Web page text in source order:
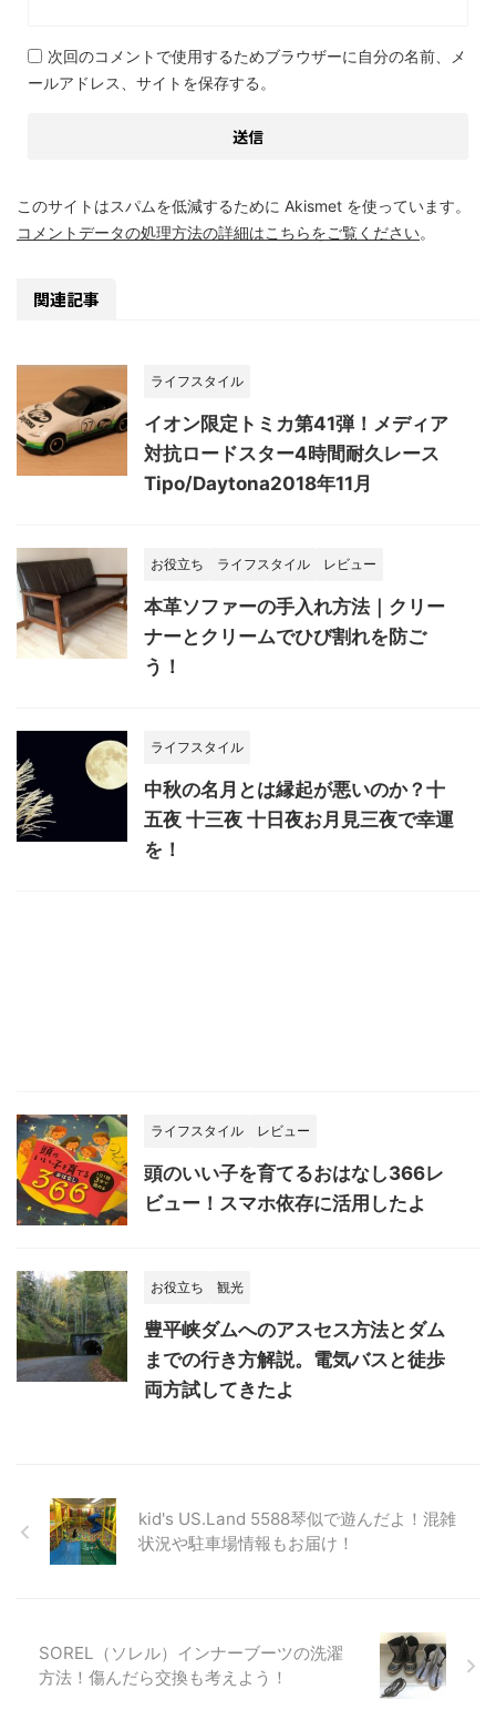
次回のコメントで使用するためブラウザーに自分の名前、メ
ールアドレス、サイトを保存する。
このサイトはスパムを低減するために Akismet を使っています。
コメントデータの処理方法の詳細はこちらをご覧ください。
関連記事
ライフスタイル
イオン限定トミカ第41弾！メディア
対抗ロードスター4時間耐久レース
Tipo/Daytona2018年11月
お役立ち ライフスタイル レビュー
本革ソファーの手入れ方法｜クリー
ナーとクリームでひび割れを防ご
う！
ライフスタイル
中秋の名月とは縁起が悪いのか？十
五夜 十三夜 十日夜お月見三夜で幸運
を！
ライフスタイル レビュー
頭のいい子を育てるおはなし366レ
ビュー！スマホ依存に活用したよ
お役立ち 観光
豊平峡ダムへのアスセス方法とダム
までの行き方解説。電気バスと徒歩
両方試してきたよ
kid's US.Land 5588琴似で遊んだよ！混雑
状況や駐車場情報もお届け！
SOREL（ソレル）インナーブーツの洗濯
方法！傷んだら交換も考えよう！